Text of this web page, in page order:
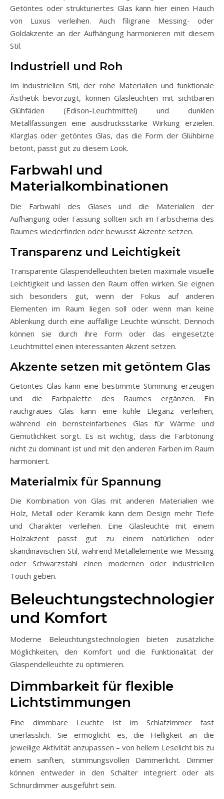
Getöntes oder strukturiertes Glas kann hier einen Hauch
von Luxus verleihen. Auch filigrane Messing- oder
Goldakzente an der Aufhängung harmonieren mit diesem
Stil.
Industriell und Roh
Im industriellen Stil, der rohe Materialien und funktionale
Ästhetik bevorzugt, können Glasleuchten mit sichtbaren
Glühfäden (Edison-Leuchtmittel) und dunklen
Metallfassungen eine ausdrucksstarke Wirkung erzielen.
Klarglas oder getöntes Glas, das die Form der Glühbirne
betont, passt gut zu diesem Look.
Farbwahl und
Materialkombinationen
Die Farbwahl des Glases und die Materialien der
Aufhängung oder Fassung sollten sich im Farbschema des
Raumes wiederfinden oder bewusst Akzente setzen.
Transparenz und Leichtigkeit
Transparente Glaspendelleuchten bieten maximale visuelle
Leichtigkeit und lassen den Raum offen wirken. Sie eignen
sich besonders gut, wenn der Fokus auf anderen
Elementen im Raum liegen soll oder wenn man keine
Ablenkung durch eine auffällige Leuchte wünscht. Dennoch
können sie durch ihre Form oder das eingesetzte
Leuchtmittel einen interessanten Akzent setzen.
Akzente setzen mit getöntem Glas
Getöntes Glas kann eine bestimmte Stimmung erzeugen
und die Farbpalette des Raumes ergänzen. Ein
rauchgraues Glas kann eine kühle Eleganz verleihen,
während ein bernsteinfarbenes Glas für Wärme und
Gemütlichkeit sorgt. Es ist wichtig, dass die Farbtönung
nicht zu dominant ist und mit den anderen Farben im Raum
harmoniert.
Materialmix für Spannung
Die Kombination von Glas mit anderen Materialien wie
Holz, Metall oder Keramik kann dem Design mehr Tiefe
und Charakter verleihen. Eine Glasleuchte mit einem
Holzakzent passt gut zu einem natürlichen oder
skandinavischen Stil, während Metallelemente wie Messing
oder Schwarzstahl einen modernen oder industriellen
Touch geben.
Beleuchtungstechnologien
und Komfort
Moderne Beleuchtungstechnologien bieten zusätzliche
Möglichkeiten, den Komfort und die Funktionalität der
Glaspendelleuchte zu optimieren.
Dimmbarkeit für flexible
Lichtstimmungen
Eine dimmbare Leuchte ist im Schlafzimmer fast
unerlässlich. Sie ermöglicht es, die Helligkeit an die
jeweilige Aktivität anzupassen – von hellem Leselicht bis zu
einem sanften, stimmungsvollen Dämmerlicht. Dimmer
können entweder in den Schalter integriert oder als
Schnurdimmer ausgeführt sein.